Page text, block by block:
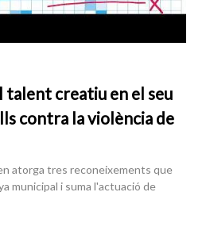
talent creatiu en el seu
contra la violència de
atorga tres reconeixements que
municipal i suma l'actuació de